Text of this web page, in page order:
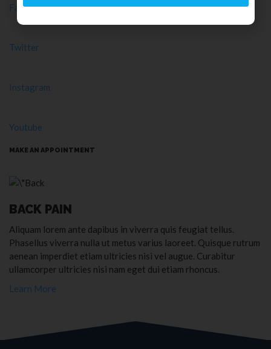
Facebook-f
Twitter
Instagram
Youtube
MAKE AN APPOINTMENT
BACK PAIN
Aliquam lorem ante dapibus in viverra quis feugiat tellus.
Phasellus viverra nulla ut metus varius laoreet. Quisque rutrum
aenean imperdiet etiam ultricies nisi vel augue. Curabitur
ullamcorper ultricies nisi nam eget dui etiam rhoncus.
Learn More